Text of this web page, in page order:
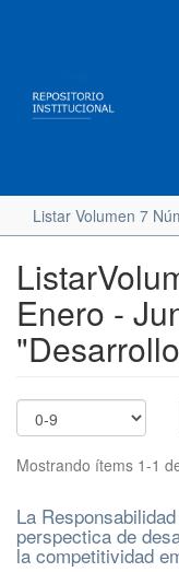
Listar Volumen 7
Enero -
Mostrando ítems 1-1
La
perspectica de
la competitividad